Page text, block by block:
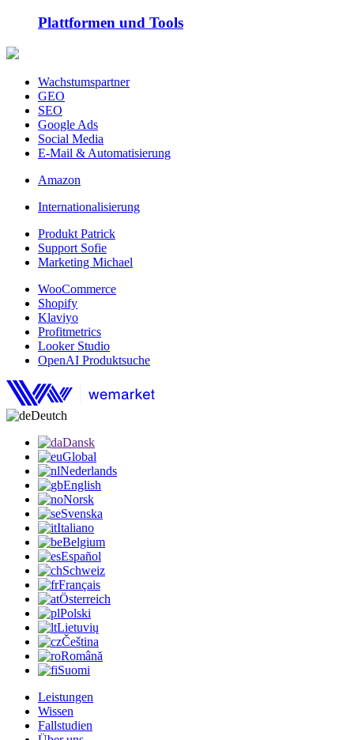
Plattformen und Tools
Wachstumspartner
GEO
SEO
Google Ads
Social Media
E-Mail & Automatisierung
Amazon
Internationalisierung
Produkt Patrick
Support Sofie
Marketing Michael
WooCommerce
Shopify
Klaviyo
Profitmetrics
Looker Studio
OpenAI Produktsuche
Deutch
Dansk
Global
Nederlands
English
Norsk
Svenska
Italiano
Belgium
Español
Schweiz
Français
Österreich
Polski
Lietuvių
Čeština
Română
Suomi
Leistungen
Wissen
Fallstudien